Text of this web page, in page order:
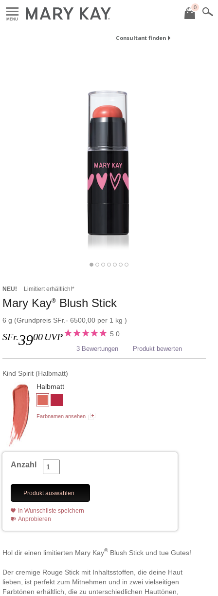
MENU
0
Consultant finden
NEU! Limitiert erhältlich!*
Mary Kay® Blush Stick
6 g (Grundpreis SFr.- 6500,00 per 1 kg )
SFr.3900 UVP 5.0
3 Bewertungen Produkt bewerten
Kind Spirit (Halbmatt)
Halbmatt
Farbnamen ansehen
Anzahl
Produkt auswählen
In Wunschliste speichern
Anprobieren
Hol dir einen limitierten Mary Kay® Blush Stick und tue Gutes!
Der cremige Rouge Stick mit Inhaltsstoffen, die deine Haut
lieben, ist perfekt zum Mitnehmen und in zwei vielseitigen
Farbtönen erhältlich, die zu unterschiedlichen Hauttönen,